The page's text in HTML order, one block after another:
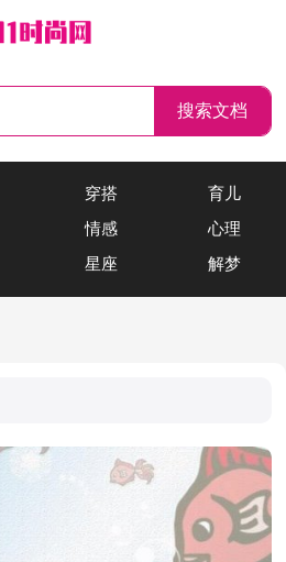
穿搭
育儿
情感
心理
星座 解梦